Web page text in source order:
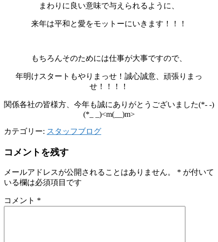
まわりに良い意味で与えられるように、
来年は平和と愛をモットーにいきます！！！
もちろんそのためには仕事が大事ですので、
年明けスタートもやりまっせ！誠心誠意、頑張りまっ
せ！！！！
関係各社の皆様方、今年も誠にありがとうございました(*- -)
(*_ _)<m(__)m>
カテゴリー: スタッフブログ
コメントを残す
メールアドレスが公開されることはありません。 * が付いて
いる欄は必須項目です
コメント *